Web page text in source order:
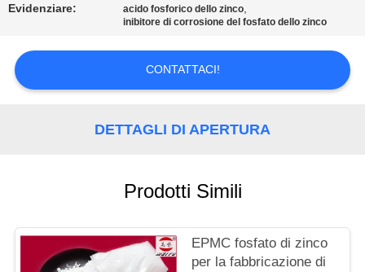
CHIEDI
PREVENTIVO
DEL
SITO
Evidenziare: acido fosforico dello zinco,
inibitore di corrosione del fosfato dello zinco
CONTATTACI!
DETTAGLI DI APERTURA
Prodotti Simili
EPMC fosfato di zinco
per la fabbricazione di